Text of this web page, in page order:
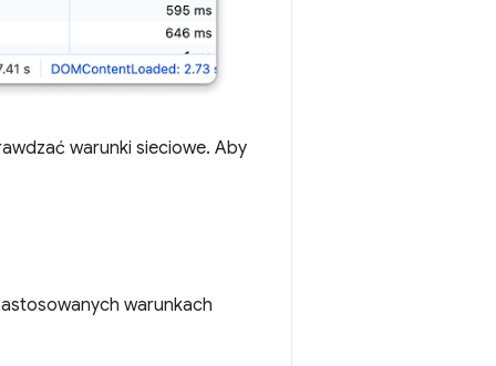
warunki sieciowe. Aby
warunkach